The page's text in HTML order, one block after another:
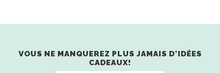
VOUS NE MANQUEREZ PLUS JAMAIS D'IDÉES
CADEAUX!